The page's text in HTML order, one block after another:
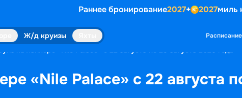
Раннее бронирование2027+ 2027миль
Ж/д круизы
на лайнере «Nile Palace» с 22 августа по 29 августа 2026 года
«Nile Palace» с 22 августа